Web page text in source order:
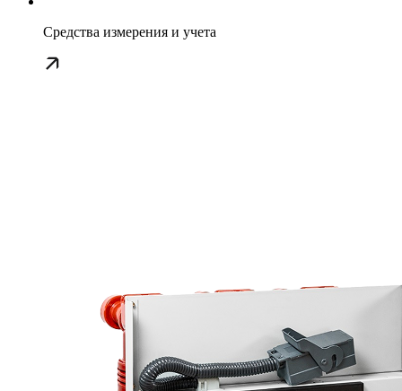
Средства измерения и учета